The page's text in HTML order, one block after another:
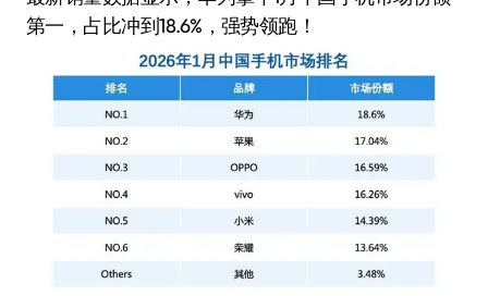
第一，占比冲到18.6%，强势领跑！